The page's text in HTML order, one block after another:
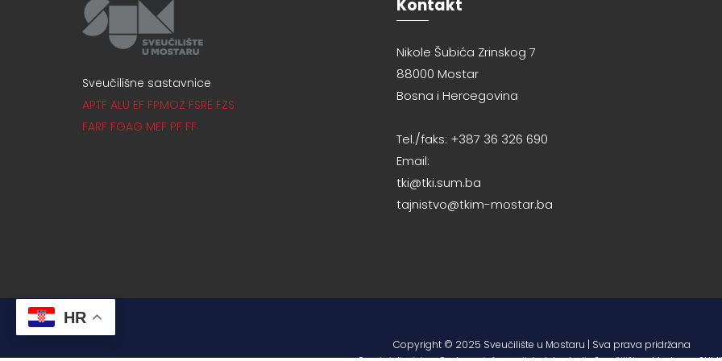
Sveučilišne sastavnice
APTF ALU EF FPMOZ FSRE FZS
FARF FGAG MEF PF FF
Kontakt
Nikole Šubića Zrinskog 7
88000 Mostar
Bosna i Hercegovina
Tel./faks: +387 36 326 690
Email:
tki@tki.sum.ba
tajnistvo@tkim-mostar.ba
Copyright © 2025 Sveučilište u Mostaru | Sva prava pridržana
HR